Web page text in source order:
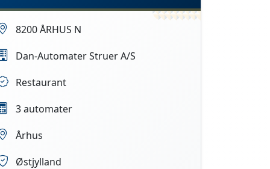
8200 ÅRHUS N
Dan-Automater Struer A/S
Restaurant
3 automater
Århus
Østjylland